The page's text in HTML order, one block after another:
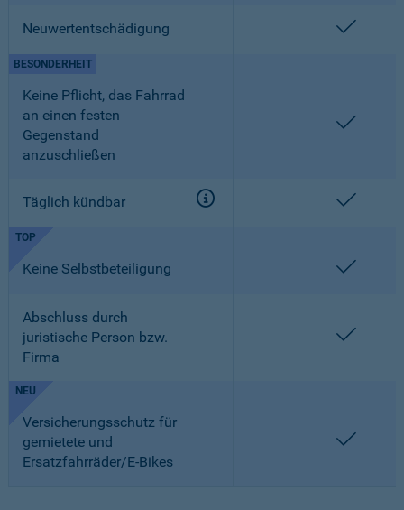
Neuwertentschädigung
Keine Pflicht, das Fahrrad
an einen festen
Gegenstand
anzuschließen
BESONDERHEIT
Täglich kündbar
TOP
Keine Selbstbeteiligung
Abschluss durch
juristische Person bzw.
Firma
NEU
Versicherungsschutz für
gemietete und
Ersatzfahrräder/E-Bikes